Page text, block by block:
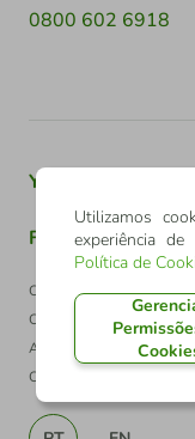
0800 602 6918
Youtube
Facebook
Confederação Sicredi
CNPJ: 03.795.072/0001-60
Av. Assis Brasil, 3940, J.
CEP: 91010-003
Utilizamos
experiência
Política de